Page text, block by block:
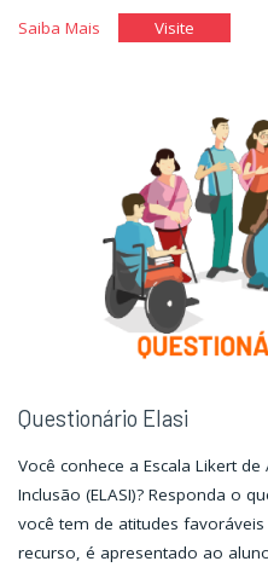
Saiba Mais"Toda
Visite"Toda
uma
história"
Questionário Elasi
Você conhece a Escala Likert
Inclusão (ELASI)? Responda o
você tem de atitudes
recurso, é apresentado ao